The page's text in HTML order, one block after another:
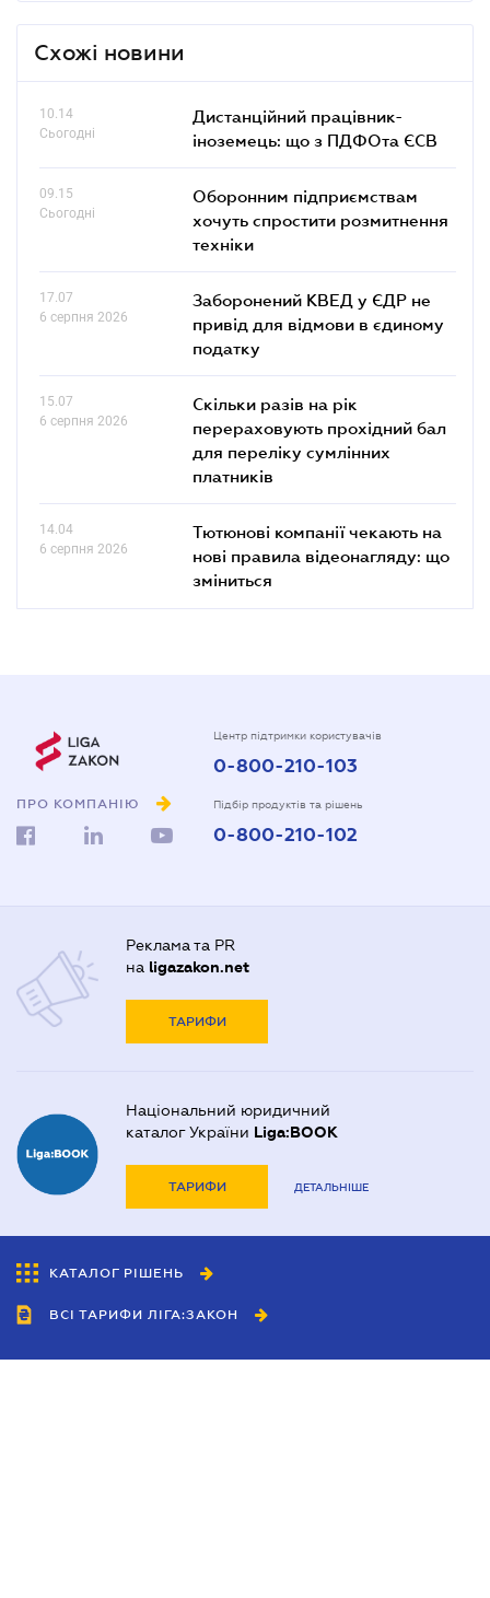
Схожі новини
10.14
Сьогодні
Дистанційний працівник-
іноземець: що з ПДФОта ЄСВ
09.15
Сьогодні
Оборонним підприємствам
хочуть спростити розмитнення
техніки
17.07
6 серпня 2026
Заборонений КВЕД у ЄДР не
привід для відмови в єдиному
податку
15.07
6 серпня 2026
Скільки разів на рік
перераховують прохідний бал
для переліку сумлінних
платників
14.04
6 серпня 2026
Тютюнові компанії чекають на
нові правила відеонагляду: що
зміниться
ПРО КОМПАНІЮ
Центр підтримки користувачів
0-800-210-103
Підбір продуктів та рішень
0-800-210-102
Реклама та PR
на ligazakon.net
ТАРИФИ
Національний юридичний
каталог України Liga:BOOK
ТАРИФИ ДЕТАЛЬНІШЕ
КАТАЛОГ РІШЕНЬ
ВСІ ТАРИФИ ЛІГА:ЗАКОН